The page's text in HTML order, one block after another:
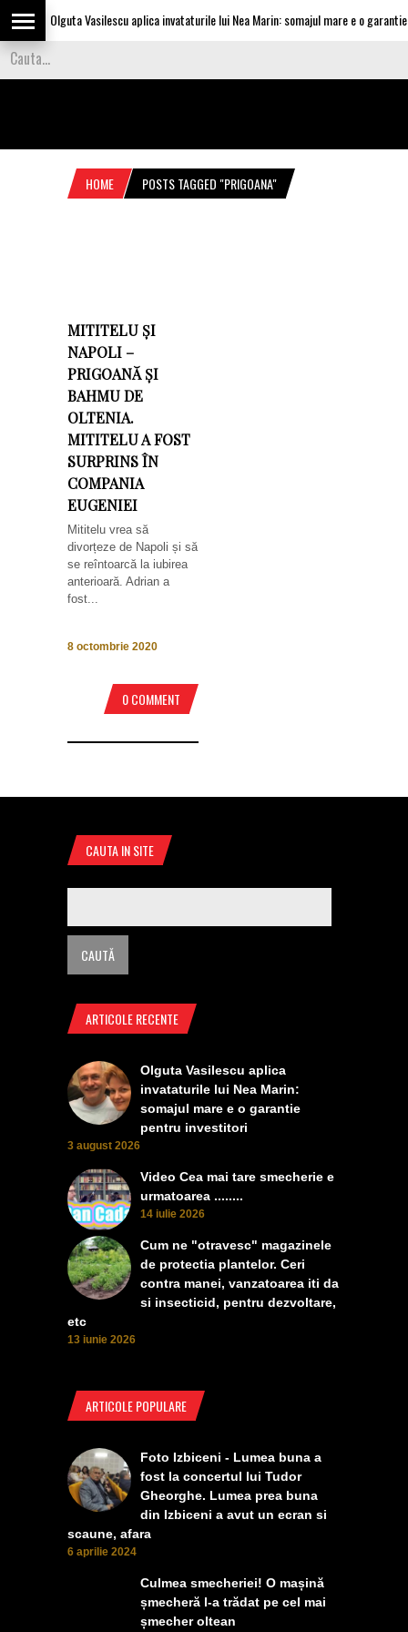
Olguta Vasilescu aplica invataturile lui Nea Marin: somajul mare e o
HOME POSTS TAGGED "PRIGOANA"
MITITELU ȘI
NAPOLI –
PRIGOANĂ ȘI
BAHMU DE
OLTENIA.
MITITELU A FOST
SURPRINS ÎN
COMPANIA
EUGENIEI
Mititelu vrea să
divorțeze de Napoli și să
se reîntoarcă la iubirea
anterioară. Adrian a
fost...
8 octombrie 2020
0 COMMENT
CAUTA IN SITE
ARTICOLE RECENTE
Olguta Vasilescu aplica
invataturile lui Nea Marin:
somajul mare e o garantie
pentru investitori
3 august 2026
Video Cea mai tare smecherie e
urmatoarea ........
14 iulie 2026
Cum ne "otravesc" magazinele
de protectia plantelor. Ceri
contra manei, vanzatoarea iti da
si insecticid, pentru dezvoltare,
etc
13 iunie 2026
ARTICOLE POPULARE
Foto Izbiceni - Lumea buna a
fost la concertul lui Tudor
Gheorghe. Lumea prea buna
din Izbiceni a avut un ecran si
scaune, afara
6 aprilie 2024
Culmea smecheriei! O mașină
șmecheră l-a trădat pe cel mai
șmecher oltean